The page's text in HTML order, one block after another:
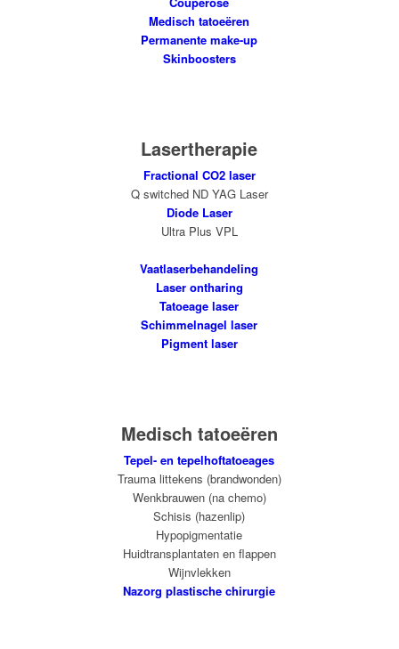
Medisch tatoeëren
Permanente make-up
Skinboosters
Lasertherapie
Fractional CO2 laser
Q switched ND YAG Laser
Diode Laser
Ultra Plus VPL
Vaatlaserbehandeling
Laser ontharing
Tatoeage laser
Schimmelnagel laser
Pigment laser
Medisch tatoeëren
Tepel- en tepelhoftatoeages
Trauma littekens (brandwonden)
Wenkbrauwen (na chemo)
Schisis (hazenlip)
Hypopigmentatie
Huidtransplantaten en flappen
Wijnvlekken
Nazorg plastische chirurgie